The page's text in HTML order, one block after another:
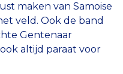
maken van Samoise
veld. Ook de band
Gentenaar
altijd paraat voor